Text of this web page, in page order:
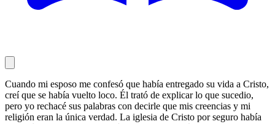
Cuando mi esposo me confesó que había entregado su vida a Cristo,
creí que se había vuelto loco. Él trató de explicar lo que sucedio,
pero yo rechacé sus palabras con decirle que mis creencias y mi
religión eran la única verdad. La iglesia de Cristo por seguro había